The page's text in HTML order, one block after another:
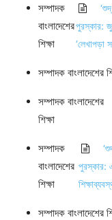
সম্পাদক
বাংলাদেশের
শিক্ষা
পুরস্কার:
‘লেখাপড়া
সম্পাদক বাংলাদেশের
সম্পাদক বাংলাদেশের
শিক্ষা
সম্পাদক
বাংলাদেশের
শিক্ষা
পুরস্কার:
সম্পাদক বাংলাদেশের